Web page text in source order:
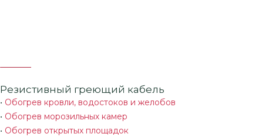
Резистивный греющий кабель
• Обогрев кровли, водостоков и желобов
• Обогрев морозильных камер
• Обогрев открытых площадок